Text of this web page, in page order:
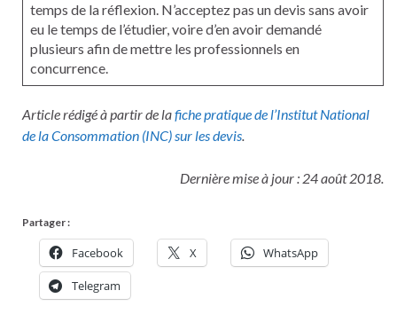
temps de la réflexion. N’acceptez pas un devis sans avoir
eu le temps de l’étudier, voire d’en avoir demandé
plusieurs afin de mettre les professionnels en
concurrence.
Article rédigé à partir de lafiche pratique de l’Institut National
de laConsommation (INC) sur les devis.
Dernière mise à jour : 24 août 2018.
Partager :
Facebook X WhatsApp
Telegram